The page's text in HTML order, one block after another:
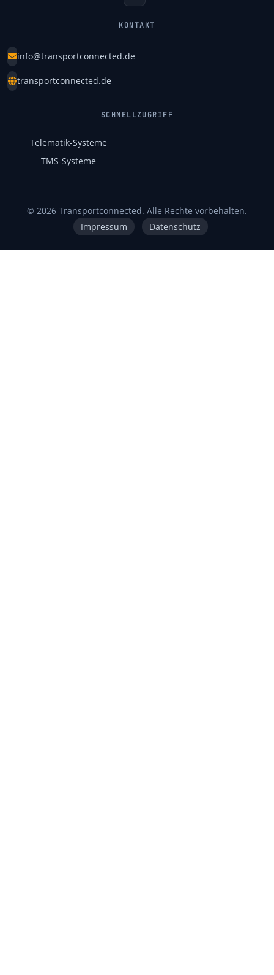
KONTAKT
info@transportconnected.de
transportconnected.de
SCHNELLZUGRIFF
Telematik-Systeme
TMS-Systeme
© 2026 Transportconnected. Alle Rechte vorbehalten.
Impressum
Datenschutz